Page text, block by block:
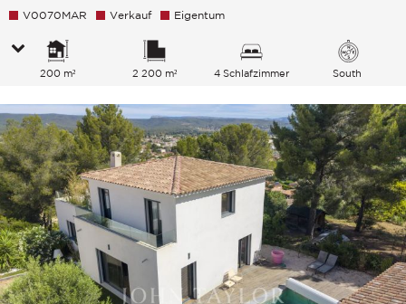
V0070MAR Verkauf Eigentum
200 m² 2 200 m² 4 Schlafzimmer South